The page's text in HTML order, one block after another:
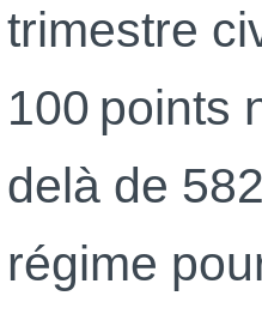
trimestre
100 points
delà de
régime